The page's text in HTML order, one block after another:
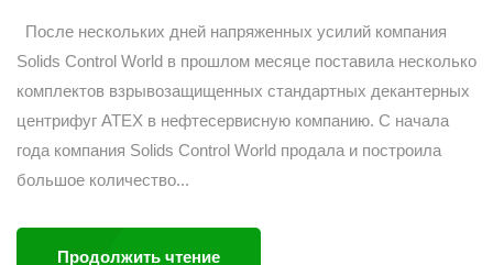
После нескольких дней напряженных усилий компания
Solids Control World в прошлом месяце поставила несколько
комплектов взрывозащищенных стандартных декантерных
центрифуг ATEX в нефтесервисную компанию. С начала
года компания Solids Control World продала и построила
большое количество...
Продолжить чтение